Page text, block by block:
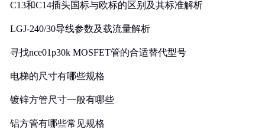
C13和C14插头国标与欧标的区别及其标准解析
LGJ-240/30导线参数及载流量解析
寻找nce01p30k MOSFET管的合适替代型号
电梯的尺寸有哪些规格
镀锌方管尺寸一般有哪些
铝方管有哪些常见规格